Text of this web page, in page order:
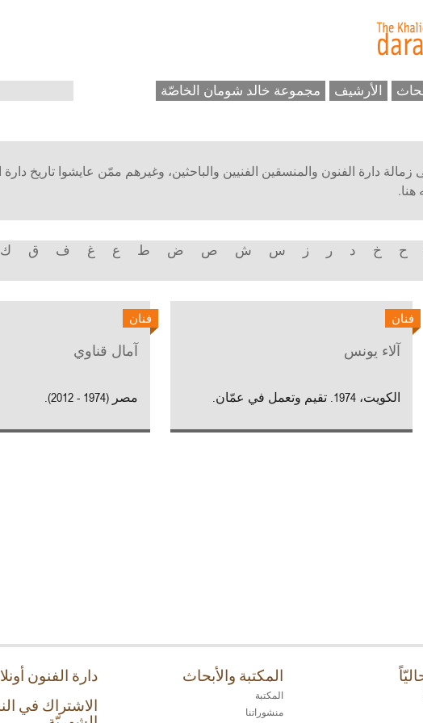
الأرشيف مجموعة خالد شومان الخاصّة
زمالة دارة الفنون والمنسقين الفنيين والباحثين، وغيرهم ممّن عايشوا تاريخ دارة
هنا.
ح خ د ر ز س ش ص ض ط ع غ ف ق ك
فنان
آلاء يونس
الكويت، 1974. تقيم وتعمل في عمّان.
فنان
آمال قناوي
مصر (1974 - 2012).
المكتبة والأبحاث
المكتبة
منشوراتنا
دارة الفنون
الاشتراك في